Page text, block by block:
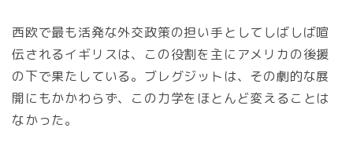
西欧で最も活発な外交政策の担い手としてしばしば喧
伝されるイギリスは、この役割を主にアメリカの後援
の下で果たしている。ブレグジットは、その劇的な展
開にもかかわらず、この力学をほとんど変えることは
なかった。